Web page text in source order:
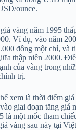
ounce.
vàng năm 1995
Ví dụ, vào năm
đồng một chỉ, và
thập niên 2000.
của vàng trong
trị.
xem là thời điểm
giai đoạn tăng giá
là một mốc tham
vàng sau này tại